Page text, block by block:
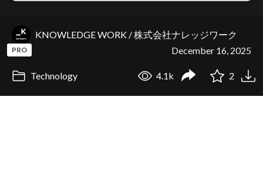
KNOWLEDGE WORK / 株式会社ナレッジワーク
PRO December 16, 2025
Technology 4.1k 2